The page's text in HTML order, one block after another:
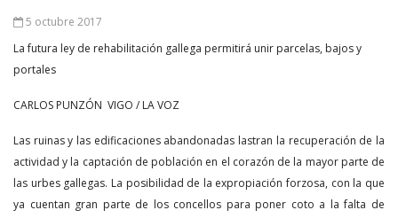
5 octubre 2017
La futura ley de rehabilitación gallega permitirá unir parcelas, bajos y
portales
CARLOS PUNZÓN VIGO / LA VOZ
Las ruinas y las edificaciones abandonadas lastran la recuperación de la
actividad y la captación de población en el corazón de la mayor parte de
las urbes gallegas. La posibilidad de la expropiación forzosa, con la que
ya cuentan gran parte de los concellos para poner coto a la falta de